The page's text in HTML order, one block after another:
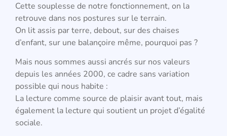
Cette souplesse de notre fonctionnement, on la
retrouve dans nos postures sur le terrain.
On lit assis par terre, debout, sur des chaises
d’enfant, sur une balançoire même, pourquoi pas ?
Mais nous sommes aussi ancrés sur nos valeurs
depuis les années 2000, ce cadre sans variation
possible qui nous habite :
La lecture comme source de plaisir avant tout, mais
également la lecture qui soutient un projet d’égalité
sociale.